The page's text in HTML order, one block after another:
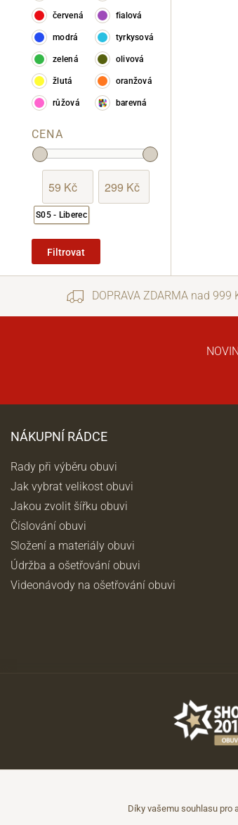
červená fialová
modrá tyrkysová
zelená olivová
žlutá oranžová
růžová barevná
CENA
S05 - Liberec
Filtrovat
DOPRAVA ZDARMA nad 999
NÁKUPNÍ RÁDCE
Rady při výběru obuvi
Jak vybrat velikost obuvi
Jakou zvolit šířku obuvi
Číslování obuvi
Složení a materiály obuvi
Údržba a ošetřování obuvi
Videonávody na ošetřování obuvi
Simplia.cz.
Díky vašemu souhlasu pro